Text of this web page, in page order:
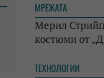
МРЕЖАТА
Мерил Стрийп
костюми от
ТЕХНОЛОГИИ